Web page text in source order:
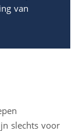
van
slechts voor